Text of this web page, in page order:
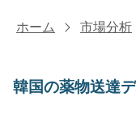
ホーム 市場分析
韓国の薬物送達